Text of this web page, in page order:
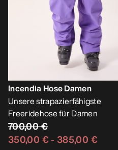
Incendia Hose Damen
Unsere strapazierfähigste
Freeridehose für Damen
700,00 €
350,00 €- 385,00 €